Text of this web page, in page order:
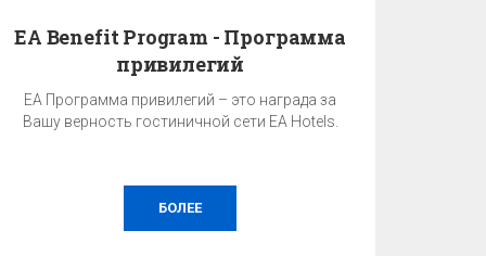
EA Benefit Program - Программа
привилегий
EA Программа привилегий – это награда за
Вашу верность гостиничной сети EA Hotels.
БОЛЕЕ